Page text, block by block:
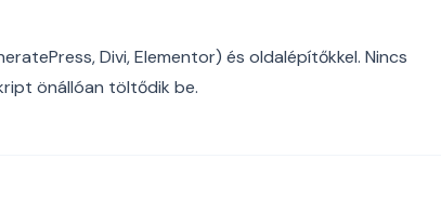
Divi, Elementor) és oldalépítőkkel. Nincs
önállóan töltődik be.